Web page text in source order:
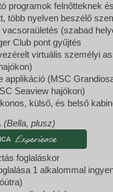
programok felnőtteknek
több nyelven beszélő
(szabad
Club pont gyűjtés
virtuális személyi
applikáció (MSC
Seaview hajókon)
külső, és belső
(Bella, plusz)
foglaláskor
1 alkalommal